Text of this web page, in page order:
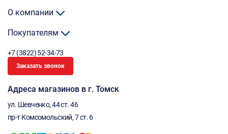
О компании
Покупателям
+7 (3822) 52-34-73
Заказать звонок
Адреса магазинов в г. Томск
ул. Шевченко, 44 ст. 46
пр-т Комсомольский, 7 ст. 6